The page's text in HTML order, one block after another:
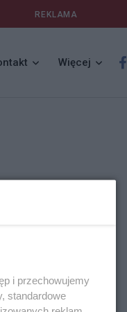
REKLAMA
Więcej
i przechowujemy
standardowe